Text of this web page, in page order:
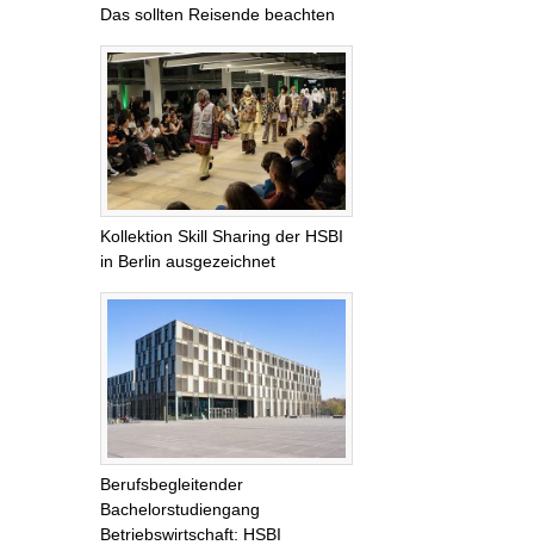
Das sollten Reisende beachten
Kollektion Skill Sharing der HSBI
in Berlin ausgezeichnet
Berufsbegleitender
Bachelorstudiengang
Betriebswirtschaft: HSBI